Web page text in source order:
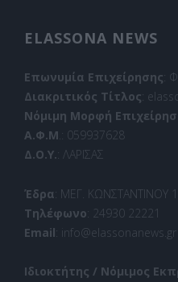
ELASSONA NEWS
Επωνυμία Επιχείρησης:
Διακριτικός Τίτλος:
Νόμιμη Μορφή
Α.Φ.Μ.: 059937628
Δ.Ο.Υ.: ΛΑΡΙΣΑΣ
Έδρα: ΜΕΓ. ΚΩΝΣΤΑΝΤΙΝΟΥ
Τηλέφωνο: 24930 22221
Email: info@elassonanews.gr
Ιδιοκτήτης / Νόμιμος